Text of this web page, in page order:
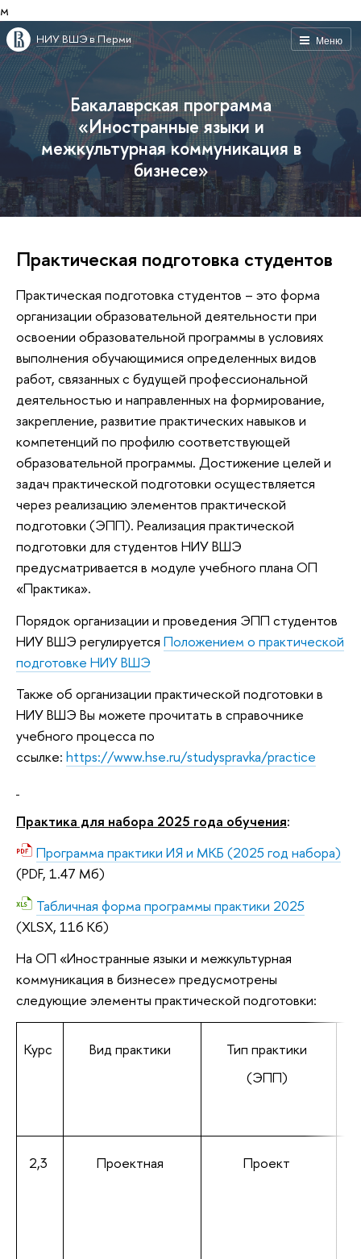
м
Меню
НИУ ВШЭ в Перми
Бакалаврская программа
«Иностранные языки и
межкультурная коммуникация в
бизнесе»
Практическая подготовка студентов
Практическая подготовка студентов – это форма
организации образовательной деятельности при
освоении образовательной программы в условиях
выполнения обучающимися определенных видов
работ, связанных с будущей профессиональной
деятельностью и направленных на формирование,
закрепление, развитие практических навыков и
компетенций по профилю соответствующей
образовательной программы. Достижение целей и
задач практической подготовки осуществляется
через реализацию элементов практической
подготовки (ЭПП). Реализация практической
подготовки для студентов НИУ ВШЭ
предусматривается в модуле учебного плана ОП
«Практика».
Порядок организации и проведения ЭПП студентов
НИУ ВШЭ регулируется Положением о практической
подготовке НИУ ВШЭ
Также об организации практической подготовки в
НИУ ВШЭ Вы можете прочитать в справочнике
учебного процесса по
ссылке: https://www.hse.ru/studyspravka/practice
Практика для набора 2025 года обучения:
Программа практики ИЯ и МКБ (2025 год набора)
(PDF, 1.47 Мб)
Табличная форма программы практики 2025
(XLSX, 116 Кб)
На ОП «Иностранные языки и межкультурная
коммуникация в бизнесе» предусмотрены
следующие элементы практической подготовки:
Курс Вид практики
Тип практики
(ЭПП)
2,3 Проектная Проект